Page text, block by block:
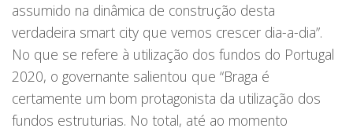
assumido na dinâmica de construção desta
verdadeira smart city que vemos crescer dia-a-dia”.
No que se refere à utilização dos fundos do Portugal
2020, o governante salientou que “Braga é
certamente um bom protagonista da utilização dos
fundos estruturias. No total, até ao momento